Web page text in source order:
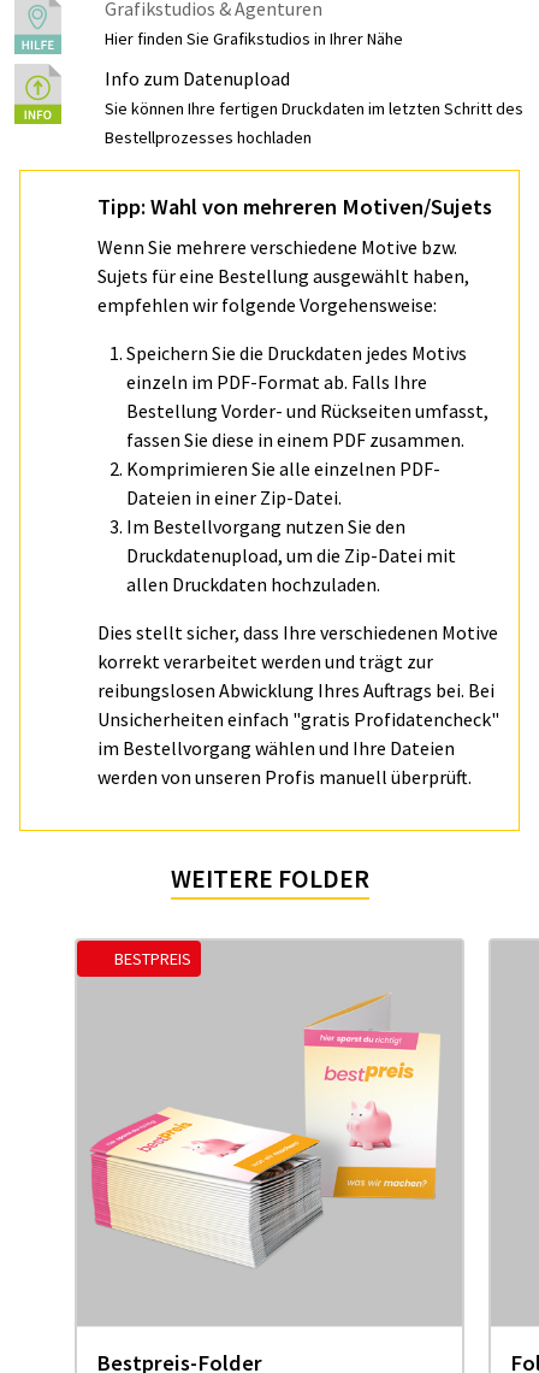
Grafikstudios & Agenturen
Hier finden Sie Grafikstudios in Ihrer Nähe
Info zum Datenupload
Sie können Ihre fertigen Druckdaten im letzten Schritt des
Bestellprozesses hochladen
Tipp: Wahl von mehreren Motiven/Sujets
Wenn Sie mehrere verschiedene Motive bzw.
Sujets für eine Bestellung ausgewählt haben,
empfehlen wir folgende Vorgehensweise:
Speichern Sie die Druckdaten jedes Motivs
einzeln im PDF-Format ab. Falls Ihre
Bestellung Vorder- und Rückseiten umfasst,
fassen Sie diese in einem PDF zusammen.
Komprimieren Sie alle einzelnen PDF-
Dateien in einer Zip-Datei.
Im Bestellvorgang nutzen Sie den
Druckdatenupload, um die Zip-Datei mit
allen Druckdaten hochzuladen.
Dies stellt sicher, dass Ihre verschiedenen Motive
korrekt verarbeitet werden und trägt zur
reibungslosen Abwicklung Ihres Auftrags bei. Bei
Unsicherheiten einfach "gratis Profidatencheck"
im Bestellvorgang wählen und Ihre Dateien
werden von unseren Profis manuell überprüft.
WEITERE FOLDER
BESTPREIS
Bestpreis-Folder